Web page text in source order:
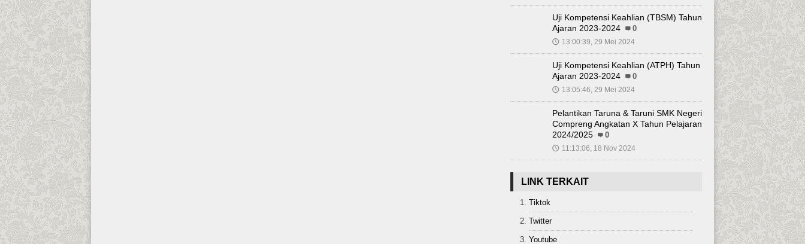
Uji Kompetensi Keahlian (TBSM) Tahun
Ajaran 2023-2024
0
🕔 13:00:39, 29 Mei 2024
Uji Kompetensi Keahlian (ATPH) Tahun
Ajaran 2023-2024
0
🕔 13:05:46, 29 Mei 2024
Pelantikan Taruna & Taruni SMK Negeri
Compreng Angkatan X Tahun Pelajaran
2024/2025
0
🕔 11:13:06, 18 Nov 2024
LINK TERKAIT
Tiktok
Twitter
Youtube